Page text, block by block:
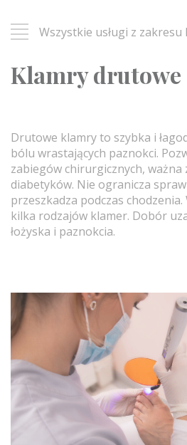
Wszystkie usługi z
Klamry drutowe
Drutowe klamry to szybka i
bólu wrastających paznokci.
zabiegów chirurgicznych, ważna
diabetyków. Nie ogranicza
przeszkadza podczas
kilka rodzajów klamer. Dobór
łożyska i paznokcia.